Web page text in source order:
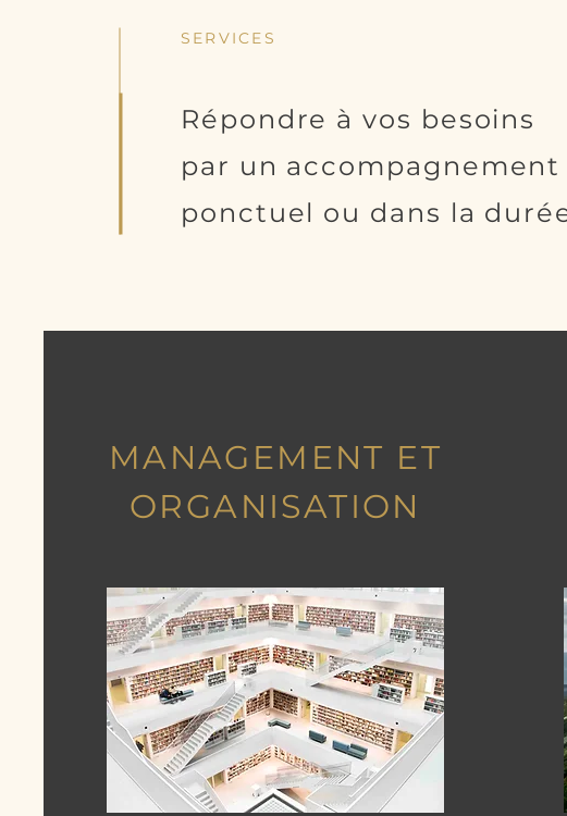
SERVICES
Répondre à vos besoins
par un accompagnement
ponctuel ou dans la
MANAGEMENT ET
ORGANISATION